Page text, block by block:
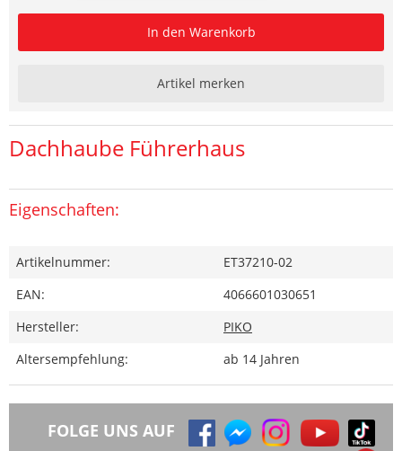
In den Warenkorb
Artikel merken
Dachhaube Führerhaus
Eigenschaften:
Artikelnummer:
ET37210-02
EAN:
4066601030651
Hersteller:
PIKO
Altersempfehlung:
ab 14 Jahren
FOLGE UNS AUF